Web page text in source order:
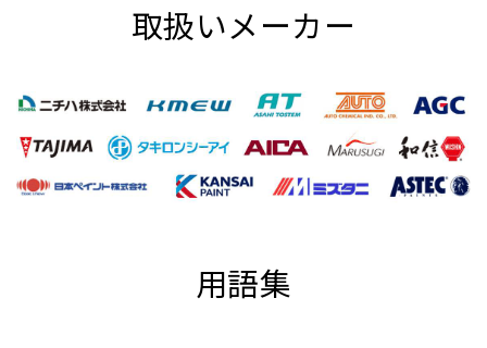
取扱いメーカー
用語集